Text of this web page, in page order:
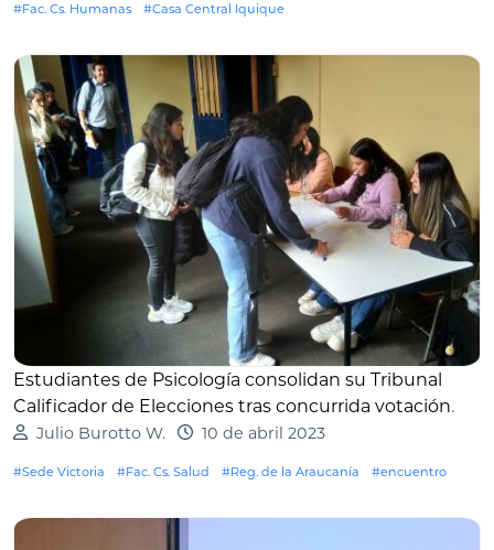
#Fac. Cs. Humanas #Casa Central Iquique
Estudiantes de Psicología consolidan su Tribunal
Calificador de Elecciones tras concurrida votación.
Julio Burotto W. 10 de abril 2023
#Sede Victoria #Fac. Cs. Salud #Reg. de la Araucanía #encuentro